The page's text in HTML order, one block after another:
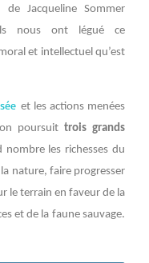
Jacqueline Sommer
nous ont légué ce
et intellectuel qu’est
et les actions menées
poursuittrois grands
nombre les richesses du
nature, faire progresser
le terrain en faveur de la
et de la faune sauvage.